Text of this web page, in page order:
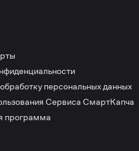
персональных данных
Сервиса СмартКапча
программа